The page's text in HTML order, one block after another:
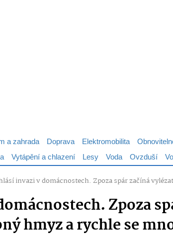
a zahrada Doprava Elektromobilita
Vytápění a chlazení Lesy Voda Ovzduší
invazi v domácnostech. Zpoza spár začíná
Zpoza
hmyz a rychle se